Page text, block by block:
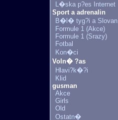
L�ska p?es Internet
Sport a adrenalin
B�l� tyg?i a Slovan
Formule 1 (Akce)
Formule 1 (Srazy)
Fotbal
Kon�ci
Voln� ?as
Hlavi?k�?i
Klid
gusman
Akce
Girls
Old
Ostatn�